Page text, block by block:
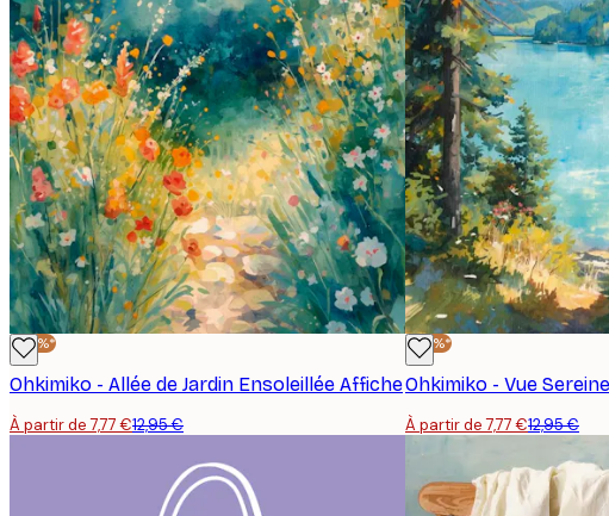
-40%*
Ohkimiko - Allée de Jardin Ensoleillée Affiche
À partir de 7,77 €12,95 €
-40%*
À partir de 7,77 €12,95 €